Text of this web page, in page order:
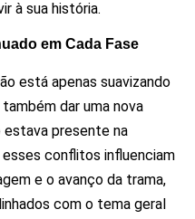
à sua história.
em Cada Fase
está apenas suavizando
dar uma nova
estava presente na
conflitos influenciam
e o avanço da trama,
com o tema geral